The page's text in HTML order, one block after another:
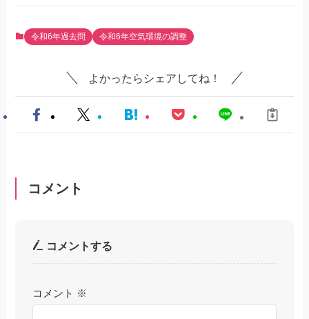
令和6年過去問 令和6年空気環境の調整
よかったらシェアしてね！
コメント
コメントする
コメント ※